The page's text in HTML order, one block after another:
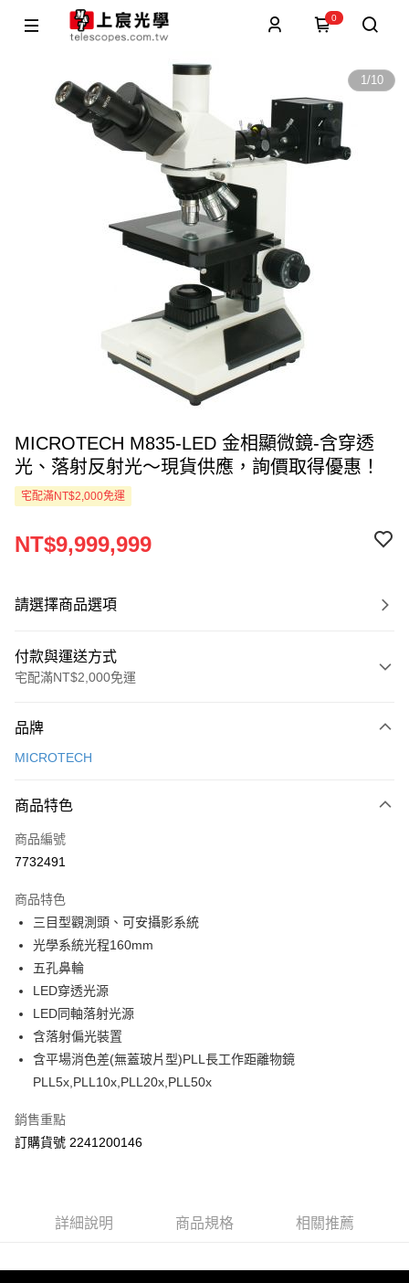
0
1/10
MICROTECH M835-LED 金相顯微鏡-含穿透
光、落射反射光～現貨供應，詢價取得優惠！
宅配滿NT$2,000免運
NT$9,999,999
請選擇商品選項
付款與運送方式
宅配滿NT$2,000免運
信用卡一次付款
Apple Pay
ATM付款
郵寄到府(台灣本島適用)
每筆NT$100，滿NT$2,000(含以上)免運費
台灣離島寄送(基本運費100元+離島加收80元)
每筆NT$180，滿NT$2,000(含以上)免運費
品牌
MICROTECH
商品特色
商品編號
7732491
商品特色
三目型觀測頭、可安攝影系統
光學系統光程160mm
五孔鼻輪
LED穿透光源
LED同軸落射光源
含落射偏光裝置
含平場消色差(無蓋玻片型)PLL長工作距離物鏡
PLL5x,PLL10x,PLL20x,PLL50x
銷售重點
訂購貨號 2241200146
詳細說明 商品規格 相關推薦